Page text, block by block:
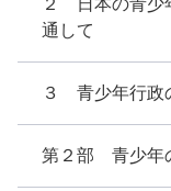
２ 日本の青少
通して
３ 青少年行政
第２部 青少年